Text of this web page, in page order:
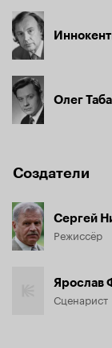
Олег
Создатели
Сергей
Режиссёр
Ярослав
Сценарист